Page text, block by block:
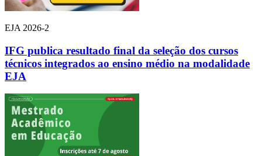
EJA 2026-2
IFG publica resultado final da seleção dos cursos
técnicos integrados ao ensino médio na modalidade
EJA